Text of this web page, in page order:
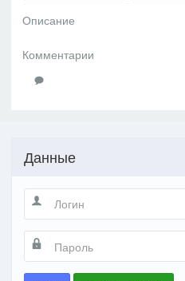
Описание
Комментарии
Данные